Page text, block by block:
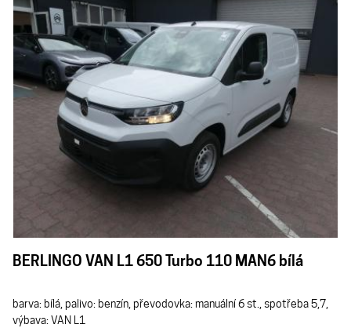
BERLINGO VAN L1 650 Turbo 110 MAN6 bílá
barva: bílá, palivo: benzín, převodovka: manuální 6 st., spotřeba 5,7,
výbava: VAN L1